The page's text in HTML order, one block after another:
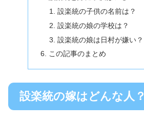
設楽統の子供の名前は？
設楽統の娘の学校は？
設楽統の娘は日村が嫌い？
この記事のまとめ
設楽統の嫁はどんな人？